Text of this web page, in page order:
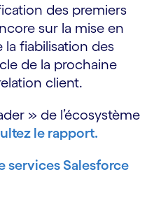
des premiers
sur la mise en
fiabilisation des
de la prochaine
client.
» de l’écosystème
le rapport.
services Salesforce